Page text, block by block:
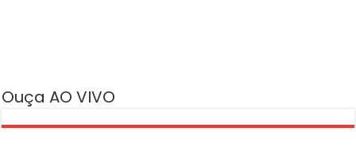
Ouça AO VIVO